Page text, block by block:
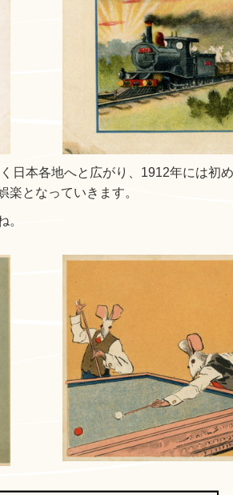
日本各地へと広がり、1912年には初
楽となっていきます。
。